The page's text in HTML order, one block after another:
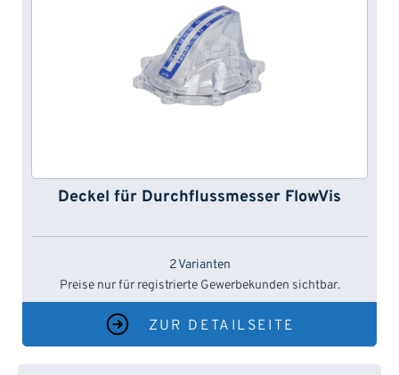
Deckel für Durchflussmesser FlowVis
2 Varianten
Preise nur für registrierte Gewerbekunden sichtbar.
ZUR DETAILSEITE